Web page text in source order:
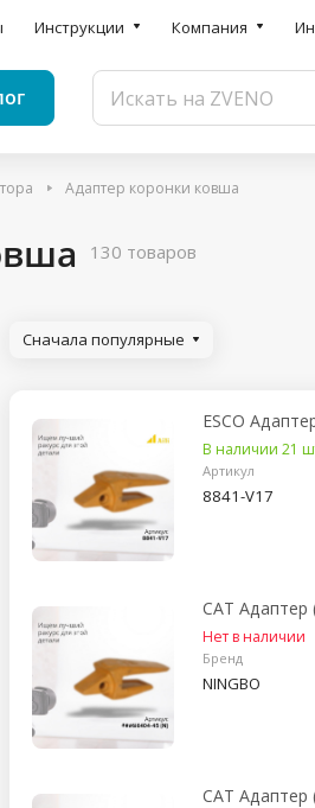
Инструкции Компания
Адаптер коронки ковша
130 товаров
Сначала популярные
ESCO
В наличии 21
Артикул
8841-V17
CAT Адаптер
Нет в наличии
Бренд
NINGBO
CAT